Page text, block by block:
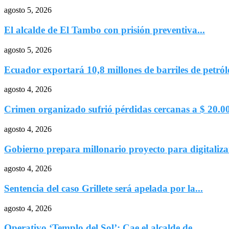
agosto 5, 2026
El alcalde de El Tambo con prisión preventiva...
agosto 5, 2026
Ecuador exportará 10,8 millones de barriles de
agosto 4, 2026
Crimen organizado sufrió pérdidas cercanas a $
agosto 4, 2026
Gobierno prepara millonario proyecto para
agosto 4, 2026
Sentencia del caso Grillete será apelada por la...
agosto 4, 2026